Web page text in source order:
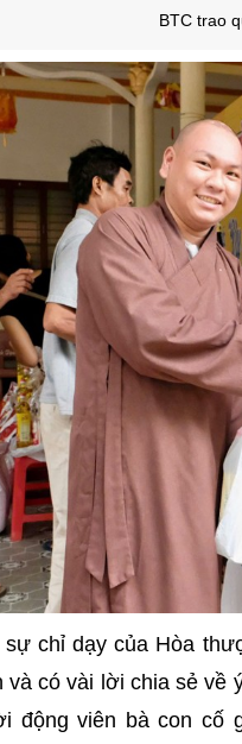
BTC trao
sự chỉ dạy của Hòa
và có vài lời chia sẻ về
động viên bà con cố